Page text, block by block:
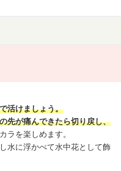
活けましょう。
先が痛んできたら切り戻し、
ラを楽しめます。
水に浮かべて水中花として飾